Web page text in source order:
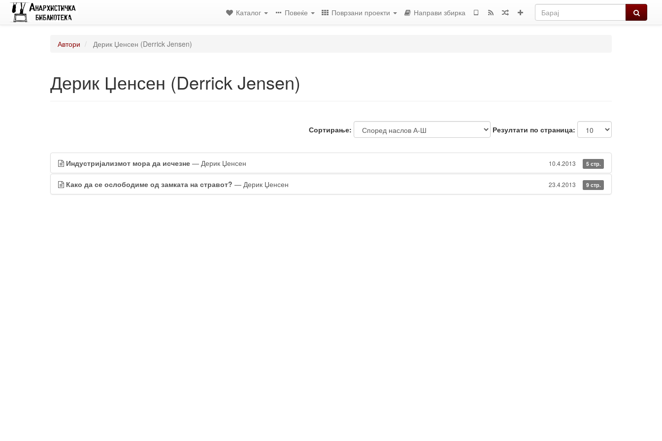
Барај
Каталог Повеќе Поврзани проекти Направи збирка
Автори Дерик Џенсен (Derrick Jensen)
Дерик Џенсен (Derrick Jensen)
Сортирање: Резултати по страница:
Индустријализмот мора да исчезне — Дерик Џенсен 10.4.2013 5 стр.
Како да се ослободиме од замката на стравот? — Дерик Џенсен 23.4.2013 9 стр.